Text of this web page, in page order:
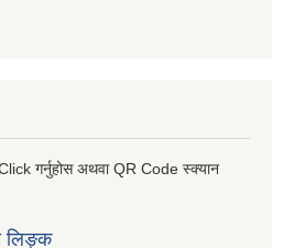
Click गर्नुहोस अथवा QR Code स्क्यान
लिङ्क